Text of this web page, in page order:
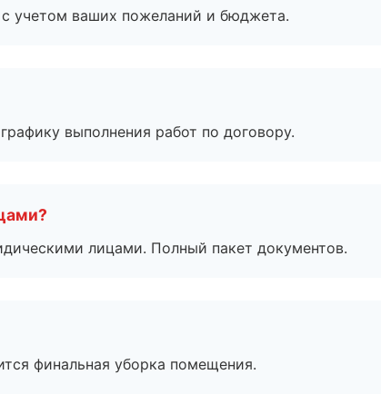
учетом ваших пожеланий и бюджета.
выполнения работ по договору.
лицами. Полный пакет документов.
финальная уборка помещения.